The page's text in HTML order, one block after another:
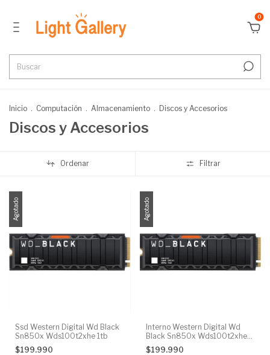
0
Inicio . Computación . Almacenamiento . Discos y Accesorios
Discos y Accesorios
Ordenar Filtrar
Agotado
Ssd Western Digital Wd Black
Sn850x Wds100t2xhe 1tb
$199.990
Agotado
Interno Western Digital Wd
Black Sn850x Wds100t2xhe
1tb Negro
$199.990